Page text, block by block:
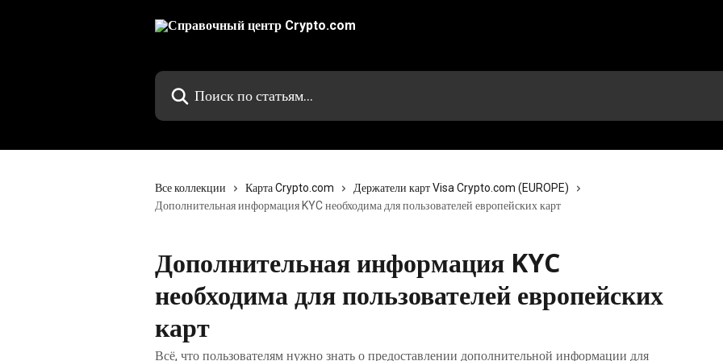
Поиск по статьям...
Все коллекции Карта Crypto.com
Держатели карт Visa Crypto.com (EUROPE)
Дополнительная информация KYC необходима для пользователей европейских карт
Дополнительная информация KYC
необходима для пользователей европейских
карт
Всё, что пользователям нужно знать о предоставлении дополнительной информации для